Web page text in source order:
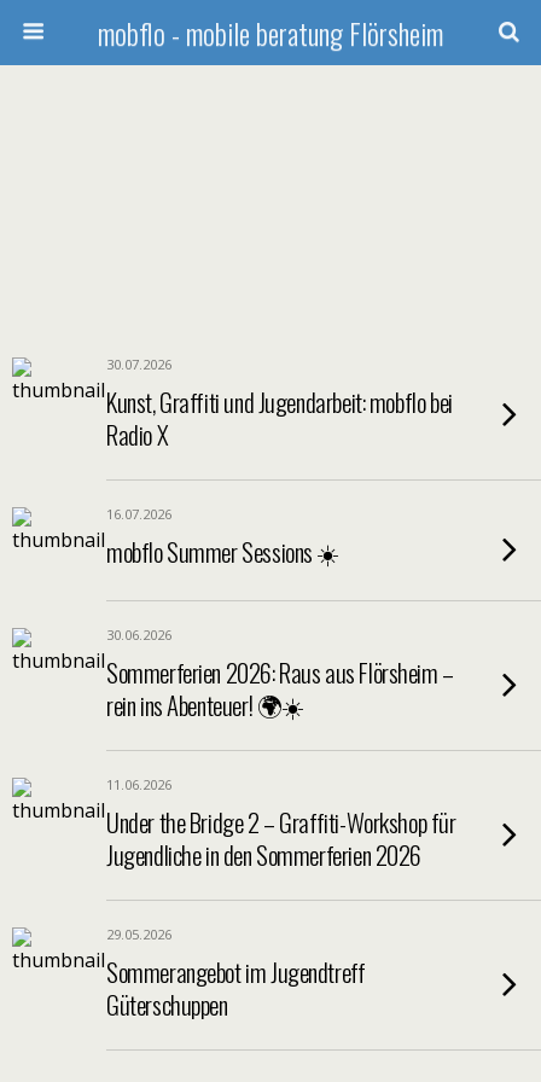
mobflo - mobile beratung Flörsheim
30.07.2026
Kunst, Graffiti und Jugendarbeit: mobflo bei
Radio X
16.07.2026
mobflo Summer Sessions ☀️
30.06.2026
Sommerferien 2026: Raus aus Flörsheim –
rein ins Abenteuer! 🌍☀️
11.06.2026
Under the Bridge 2 – Graffiti-Workshop für
Jugendliche in den Sommerferien 2026
29.05.2026
Sommerangebot im Jugendtreff
Güterschuppen